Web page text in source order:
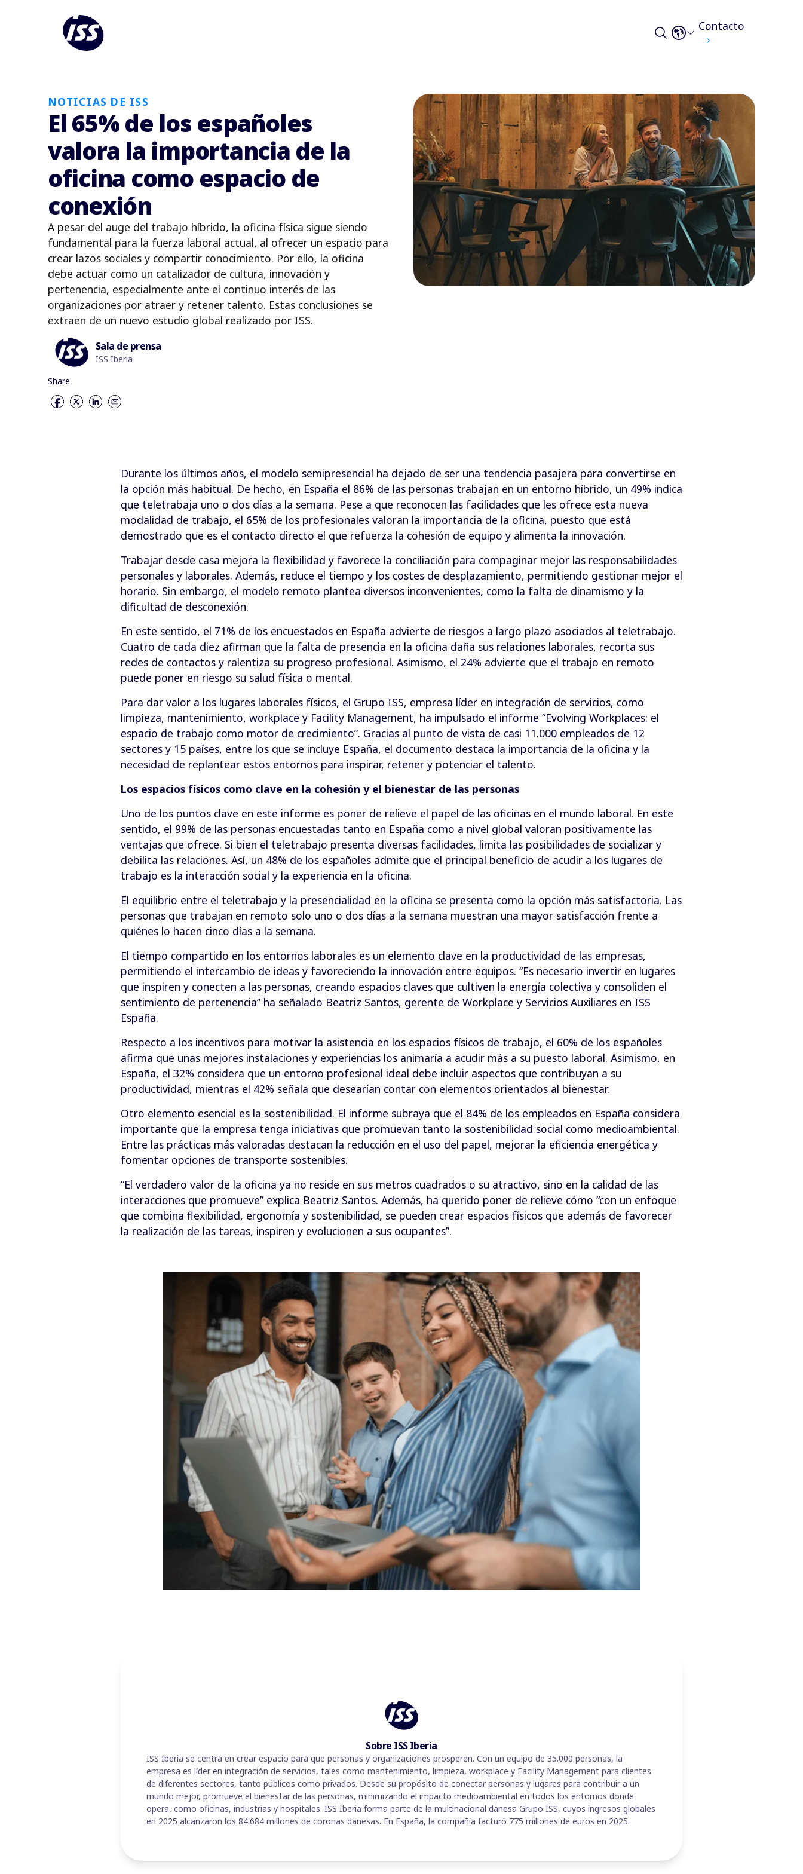
Contacto
NOTICIAS DE ISS
El 65% de los españoles
valora la importancia de la
oficina como espacio de
conexión
A pesar del auge del trabajo híbrido, la oficina física sigue siendo
fundamental para la fuerza laboral actual, al ofrecer un espacio para
crear lazos sociales y compartir conocimiento. Por ello, la oficina
debe actuar como un catalizador de cultura, innovación y
pertenencia, especialmente ante el continuo interés de las
organizaciones por atraer y retener talento. Estas conclusiones se
extraen de un nuevo estudio global realizado por ISS.
Sala de prensa
ISS Iberia
Share
Durante los últimos años, el modelo semipresencial ha dejado de ser una tendencia pasajera para convertirse en
la opción más habitual. De hecho, en España el 86% de las personas trabajan en un entorno híbrido, un 49% indica
que teletrabaja uno o dos días a la semana. Pese a que reconocen las facilidades que les ofrece esta nueva
modalidad de trabajo, el 65% de los profesionales valoran la importancia de la oficina, puesto que está
demostrado que es el contacto directo el que refuerza la cohesión de equipo y alimenta la innovación.
Trabajar desde casa mejora la flexibilidad y favorece la conciliación para compaginar mejor las responsabilidades
personales y laborales. Además, reduce el tiempo y los costes de desplazamiento, permitiendo gestionar mejor el
horario. Sin embargo, el modelo remoto plantea diversos inconvenientes, como la falta de dinamismo y la
dificultad de desconexión.
En este sentido, el 71% de los encuestados en España advierte de riesgos a largo plazo asociados al teletrabajo.
Cuatro de cada diez afirman que la falta de presencia en la oficina daña sus relaciones laborales, recorta sus
redes de contactos y ralentiza su progreso profesional. Asimismo, el 24% advierte que el trabajo en remoto
puede poner en riesgo su salud física o mental.
Para dar valor a los lugares laborales físicos, el Grupo ISS, empresa líder en integración de servicios, como
limpieza, mantenimiento, workplace y Facility Management, ha impulsado el informe “Evolving Workplaces: el
espacio de trabajo como motor de crecimiento”. Gracias al punto de vista de casi 11.000 empleados de 12
sectores y 15 países, entre los que se incluye España, el documento destaca la importancia de la oficina y la
necesidad de replantear estos entornos para inspirar, retener y potenciar el talento.
Los espacios físicos como clave en la cohesión y el bienestar de las personas
Uno de los puntos clave en este informe es poner de relieve el papel de las oficinas en el mundo laboral. En este
sentido, el 99% de las personas encuestadas tanto en España como a nivel global valoran positivamente las
ventajas que ofrece. Si bien el teletrabajo presenta diversas facilidades, limita las posibilidades de socializar y
debilita las relaciones. Así, un 48% de los españoles admite que el principal beneficio de acudir a los lugares de
trabajo es la interacción social y la experiencia en la oficina.
El equilibrio entre el teletrabajo y la presencialidad en la oficina se presenta como la opción más satisfactoria. Las
personas que trabajan en remoto solo uno o dos días a la semana muestran una mayor satisfacción frente a
quiénes lo hacen cinco días a la semana.
El tiempo compartido en los entornos laborales es un elemento clave en la productividad de las empresas,
permitiendo el intercambio de ideas y favoreciendo la innovación entre equipos. “Es necesario invertir en lugares
que inspiren y conecten a las personas, creando espacios claves que cultiven la energía colectiva y consoliden el
sentimiento de pertenencia” ha señalado Beatriz Santos, gerente de Workplace y Servicios Auxiliares en ISS
España.
Respecto a los incentivos para motivar la asistencia en los espacios físicos de trabajo, el 60% de los españoles
afirma que unas mejores instalaciones y experiencias los animaría a acudir más a su puesto laboral. Asimismo, en
España, el 32% considera que un entorno profesional ideal debe incluir aspectos que contribuyan a su
productividad, mientras el 42% señala que desearían contar con elementos orientados al bienestar.
Otro elemento esencial es la sostenibilidad. El informe subraya que el 84% de los empleados en España considera
importante que la empresa tenga iniciativas que promuevan tanto la sostenibilidad social como medioambiental.
Entre las prácticas más valoradas destacan la reducción en el uso del papel, mejorar la eficiencia energética y
fomentar opciones de transporte sostenibles.
“El verdadero valor de la oficina ya no reside en sus metros cuadrados o su atractivo, sino en la calidad de las
interacciones que promueve” explica Beatriz Santos. Además, ha querido poner de relieve cómo “con un enfoque
que combina flexibilidad, ergonomía y sostenibilidad, se pueden crear espacios físicos que además de favorecer
la realización de las tareas, inspiren y evolucionen a sus ocupantes”.
Sobre ISS Iberia
ISS Iberia se centra en crear espacio para que personas y organizaciones prosperen. Con un equipo de 35.000 personas, la
empresa es líder en integración de servicios, tales como mantenimiento, limpieza, workplace y Facility Management para clientes
de diferentes sectores, tanto públicos como privados. Desde su propósito de conectar personas y lugares para contribuir a un
mundo mejor, promueve el bienestar de las personas, minimizando el impacto medioambiental en todos los entornos donde
opera, como oficinas, industrias y hospitales. ISS Iberia forma parte de la multinacional danesa Grupo ISS, cuyos ingresos globales
en 2025 alcanzaron los 84.684 millones de coronas danesas. En España, la compañía facturó 775 millones de euros en 2025.